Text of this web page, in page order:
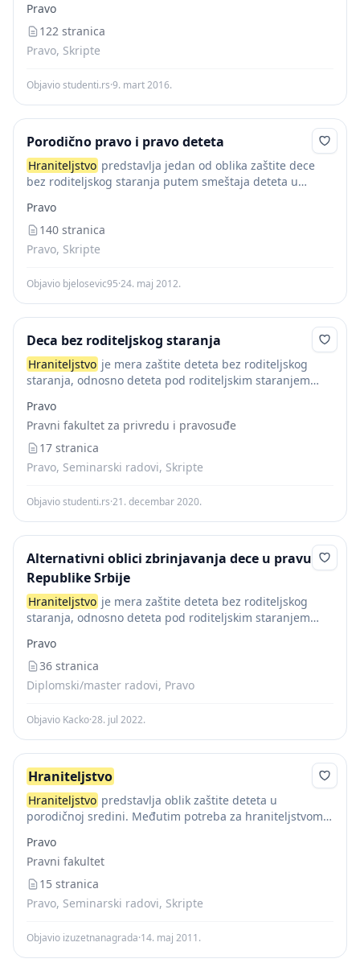
staranjem u slučajevima kada postoji posebna
potrebada dete...
Pravo
122 stranica
Pravo, Skripte
Objavio studenti.rs·9. mart 2016.
Porodično pravo i pravo deteta
Hraniteljstvo predstavlja jedan od oblika zaštite dece
bez roditeljskog staranja putem smeštaja deteta u
da mu pruži ono što njegova prirodna porodica...
Pravo
140 stranica
Pravo, Skripte
Objavio bjelosevic95·24. maj 2012.
Deca bez roditeljskog staranja
Hraniteljstvo je mera zaštite deteta bez roditeljskog
staranja, odnosno deteta pod roditeljskim staranjem
ponašanja, a koje privremeno ne može da živi sa...
Pravo
Pravni fakultet za privredu i pravosuđe
17 stranica
Pravo, Seminarski radovi, Skripte
Objavio studenti.rs·21. decembar 2020.
Alternativni oblici zbrinjavanja dece u pravu
Republike Srbije
Hraniteljstvo je mera zaštite deteta bez roditeljskog
staranja, odnosno deteta pod roditeljskim staranjem
ponašanja, a koje privremeno ne može da živi sa...
Pravo
36 stranica
Diplomski/master radovi, Pravo
Objavio Kacko·28. jul 2022.
Hraniteljstvo
Hraniteljstvo predstavlja oblik zaštite deteta u
porodičnoj sredini. Međutim potreba za hraniteljstvom
deteta, ali i kod postojanja poremećaja ponašanja kod
deteta. Potreba postoji...
Pravo
Pravni fakultet
15 stranica
Pravo, Seminarski radovi, Skripte
Objavio izuzetnanagrada·14. maj 2011.